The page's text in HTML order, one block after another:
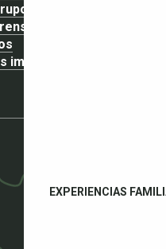
EXPERIENCIAS
importa!